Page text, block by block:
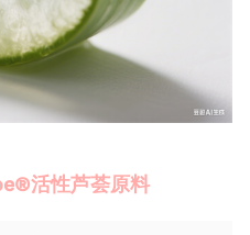
®活性芦荟原料